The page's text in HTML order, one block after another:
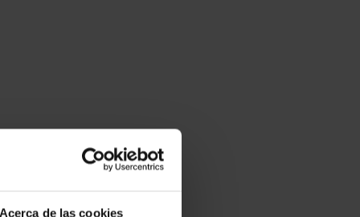
de las cookies